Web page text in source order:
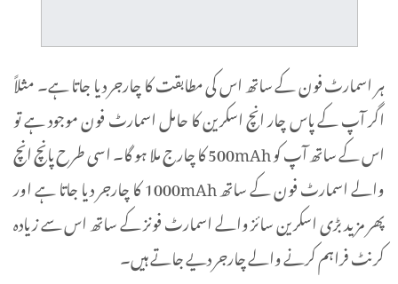
ہر اسمارٹ فون کے ساتھ اس کی مطابقت کا چارجر دیا جاتا ہے۔ مثلاً
اگر آپ کے پاس چار انچ اسکرین کا حامل اسمارٹ فون موجود ہے تو
اس کے ساتھ آپ کو 500mAh کا چارج ملا ہو گا۔ اسی طرح پانچ انچ
والے اسمارٹ فون کے ساتھ 1000mAh کا چارجر دیا جاتا ہے اور
پھر مزید بڑی اسکرین سائز والے اسمارٹ فونز کے ساتھ اس سے زیادہ
کرنٹ فراہم کرنے والے چارجر دیے جاتے ہیں۔